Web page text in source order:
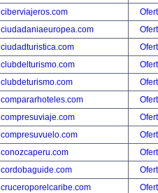
ciberviajeros.com
ciudadaniaeuropea.com
ciudadturistica.com
clubdelturismo.com
clubdeturismo.com
compararhoteles.com
compresuviaje.com
compresuvuelo.com
conozcaperu.com
cordobaguide.com
cruceroporelcaribe.com